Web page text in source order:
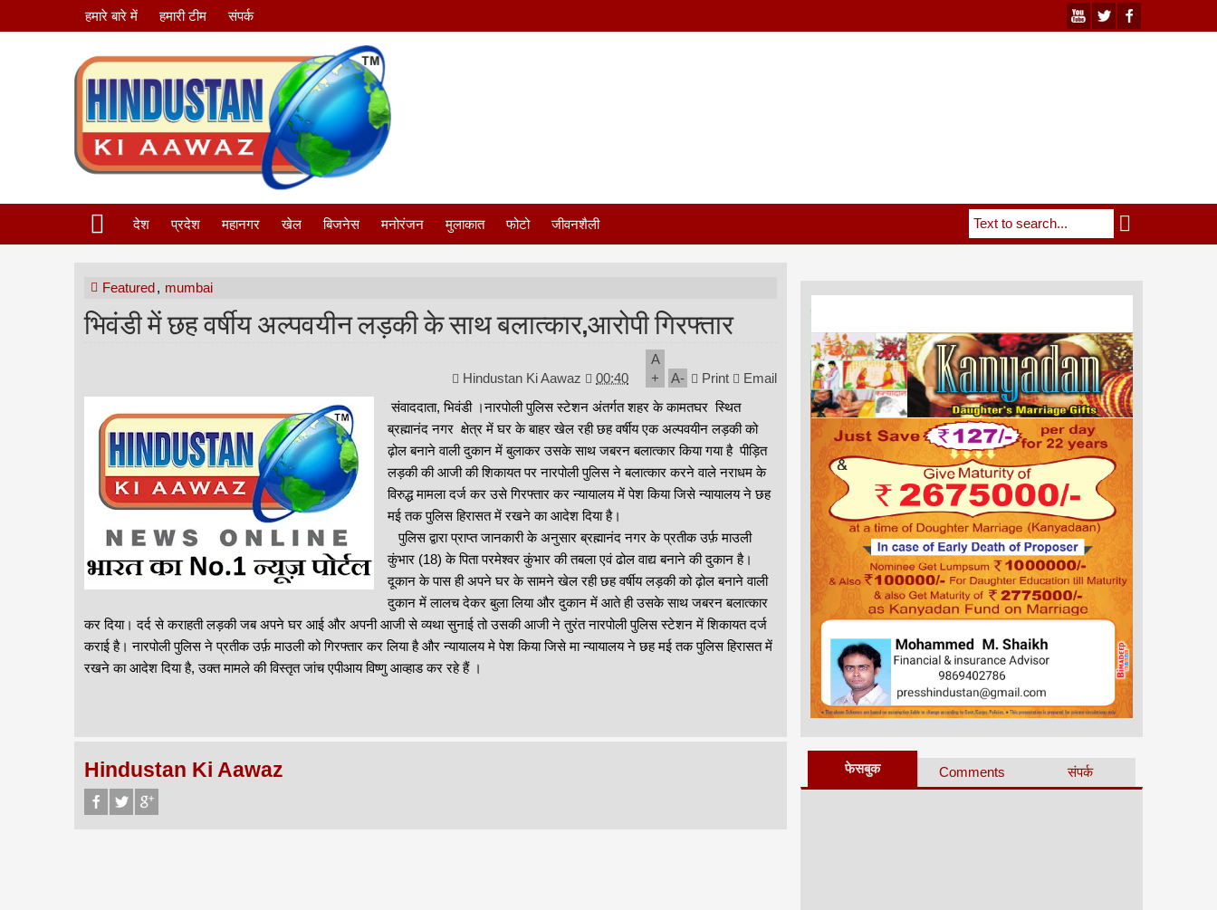
हमारे बारे में हमारी टीम संपर्क
देश प्रदेश महानगर खेल बिजनेस मनोरंजन मुलाकात फोटो जीवनशैली
Featured, mumbai
भिवंडी में छह वर्षीय अल्पवयीन लड़की के साथ बलात्कार,आरोपी गिरफ्तार
Hindustan Ki Aawaz 00:40
A
+
A- Print
Email
संवाददाता, भिवंडी ।नारपोली पुलिस स्टेशन अंतर्गत शहर के कामतघर स्थित
ब्रह्मानंद नगर क्षेत्र में घर के बाहर खेल रही छह वर्षीय एक अल्पवयीन लड़की को
ढ़ोल बनाने वाली दुकान में बुलाकर उसके साथ जबरन बलात्कार किया गया है पीड़ित
लड़की की आजी की शिकायत पर नारपोली पुलिस ने बलात्कार करने वाले नराधम के
विरुद्ध मामला दर्ज कर उसे गिरफ्तार कर न्यायालय में पेश किया जिसे न्यायालय ने छह
मई तक पुलिस हिरासत में रखने का आदेश दिया है।
पुलिस द्वारा प्राप्त जानकारी के अनुसार ब्रह्मानंद नगर के प्रतीक उर्फ़ माउली
कुंभार (18) के पिता परमेश्वर कुंभार की तबला एवं ढोल वाद्य बनाने की दुकान है।
दूकान के पास ही अपने घर के सामने खेल रही छह वर्षीय लड़की को ढ़ोल बनाने वाली
दुकान में लालच देकर बुला लिया और दुकान में आते ही उसके साथ जबरन बलात्कार
कर दिया। दर्द से कराहती लड़की जब अपने घर आई और अपनी आजी से व्यथा सुनाई तो उसकी आजी ने तुरंत नारपोली पुलिस स्टेशन में शिकायत दर्ज
कराई है। नारपोली पुलिस ने प्रतीक उर्फ़ माउली को गिरफ्तार कर लिया है और न्यायालय मे पेश किया जिसे मा न्यायालय ने छह मई तक पुलिस हिरासत में
रखने का आदेश दिया है, उक्त मामले की विस्तृत जांच एपीआय विष्णु आव्हाड कर रहे हैं ।
Hindustan Ki Aawaz फेसबुक Comments संपर्क